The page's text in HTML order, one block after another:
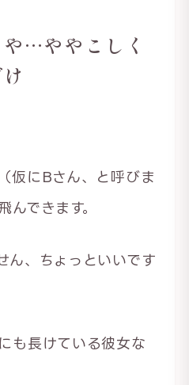
…ややこしく
仮にBさん、と呼びま
んできます。
ん、ちょっといいです
も長けている彼女な